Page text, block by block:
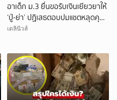
อาเด็ก ม.3 ยื่นขอรับเงินเยียวยาให้
‘ปู่-ย่า’ ปฏิเสธตอบปมแชตหลุดคุย
แม่ ‘ถูกกลั่นแกล้ง’
เดลินิวส์